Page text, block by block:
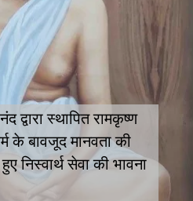
द्वारा स्थापित रामकृष्ण
के बावजूद मानवता की
निस्वार्थ सेवा की भावना